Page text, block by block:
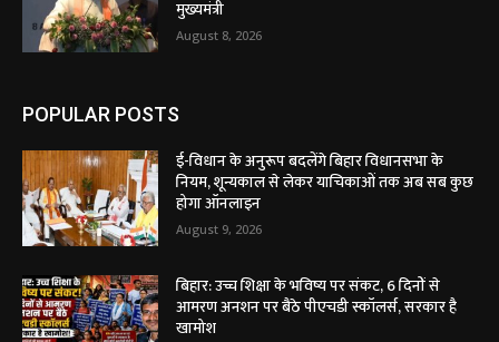
मुख्यमंत्री
August 8, 2026
POPULAR POSTS
ई-विधान के अनुरूप बदलेंगे बिहार विधानसभा के
नियम, शून्यकाल से लेकर याचिकाओं तक अब सब कुछ
होगा ऑनलाइन
August 9, 2026
बिहार: उच्च शिक्षा के भविष्य पर संकट, 6 दिनों से
आमरण अनशन पर बैठे पीएचडी स्कॉलर्स, सरकार है
खामोश